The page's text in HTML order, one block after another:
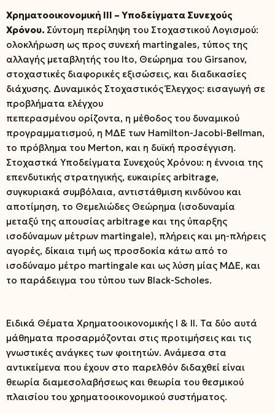
Χρηματοοικονομική ΙΙΙ – Υποδείγματα Συνεχούς
Χρόνου. Σύντομη περίληψη του Στοχαστικού Λογισμού:
ολοκλήρωση ως προς συνεxή martingales, τύπος της
αλλαγής μεταβλητής του Ito, Θεώρημα του Girsanov,
στοχαστικές διαφορικές εξισώσεις, και διαδικασίες
διάχυσης. Δυναμικός Στοχαστικός Έλεγχος: εισαγωγή σε
προβλήματα ελέγχου
πεπερασμένου ορίζοντα, η μέθοδος του δυναμικού
προγραμματισμού, η ΜΔΕ των Hamilton-Jacobi-Bellman,
το πρόβλημα του Merton, και η δυϊκή προσέγγιση.
Στοχαστκά Υποδείγματα Συνεχούς Χρόνου: η έννοια της
επενδυτικής στρατηγικής, ευκαιρίες arbitrage,
συγκυριακά συμβόλαια, αντιστάθμιση κινδύνου και
αποτίμηση, το Θεμελιώδες Θεώρημα (ισοδυναμία
μεταξύ της απουσίας arbitrage και της ύπαρξης
ισοδύναμων μέτρων martingale), πλήρεις και μη-πλήρεις
αγορές, δίκαια τιμή ως προσδοκία κάτω από το
ισοδύναμο μέτρο martingale και ως λύση μίας ΜΔΕ, και
το παράδειγμα του τύπου των Black-Scholes.
Ειδικά Θέματα Χρηματοοικονομικής Ι & ΙΙ. Τα δύο αυτά
μάθηματα προσαρμόζονται στις προτιμήσεις και τις
γνωστικές ανάγκες των φοιτητών. Ανάμεσα στα
αντικείμενα που έχουν στο παρελθόν διδαχθεί είναι
θεωρία διαμεσολαβήσεως και θεωρία του θεσμικού
πλαισίου του χρηματοοικονομικού συστήματος.